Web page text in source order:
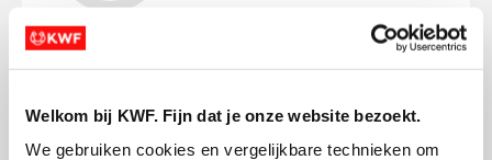
Welkom bij KWF. Fijn dat je onze website bezoekt.
We gebruiken cookies en vergelijkbare technieken om
554
kms
Roel's badges